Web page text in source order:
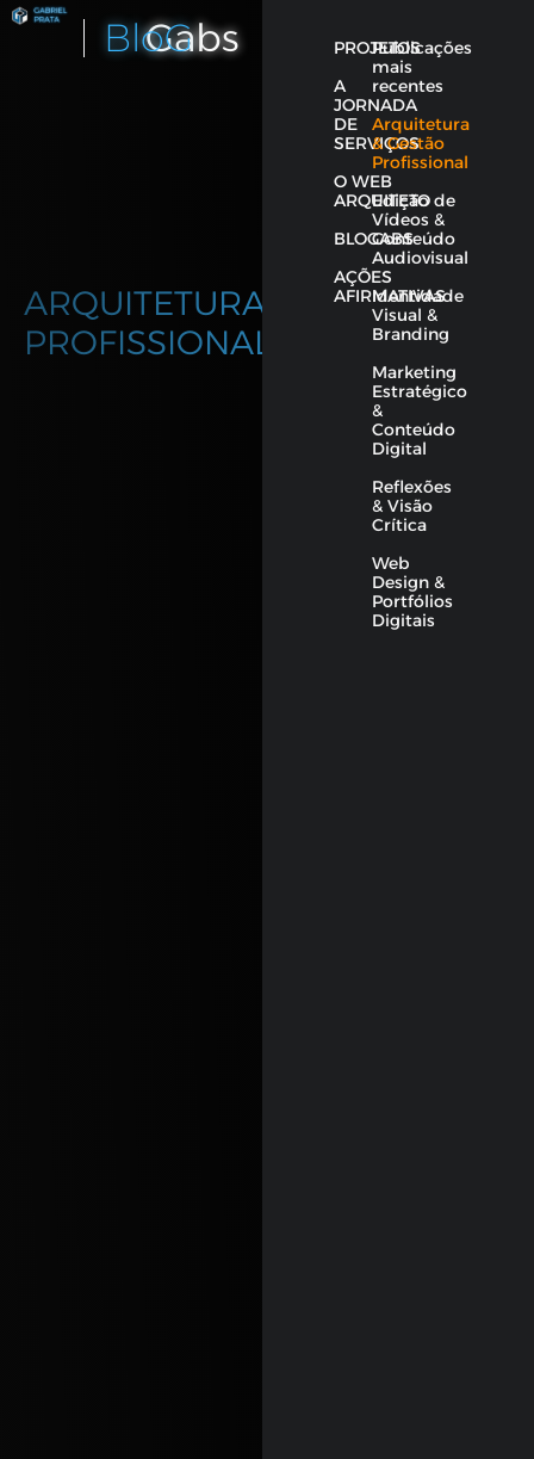
BloG
Gabs
PROJETOS
A
JORNADA
DE
SERVIÇOS
O WEB
ARQUITETO
BLOGABS
AÇÕES
AFIRMATIVAS
Publicações
mais
recentes
Arquitetura
& Gestão
Profissional
Edição de
Vídeos &
Conteúdo
Audiovisual
Identidade
Visual &
Branding
Marketing
Estratégico
&
Conteúdo
Digital
Reflexões
& Visão
Crítica
Web
Design &
Portfólios
Digitais
ARQUITETURA & GESTÃO
PROFISSIONAL